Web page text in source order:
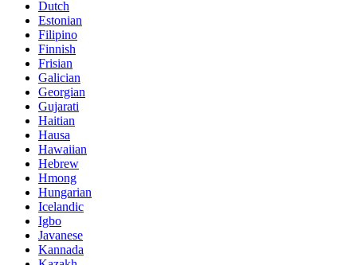
Dutch
Estonian
Filipino
Finnish
Frisian
Galician
Georgian
Gujarati
Haitian
Hausa
Hawaiian
Hebrew
Hmong
Hungarian
Icelandic
Igbo
Javanese
Kannada